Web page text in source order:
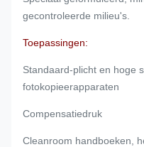
gecontroleerde milieu's.
Toepassingen:
Standaard-plicht en hoge
fotokopieerapparaten
Compensatiedruk
Cleanroom handboeken,